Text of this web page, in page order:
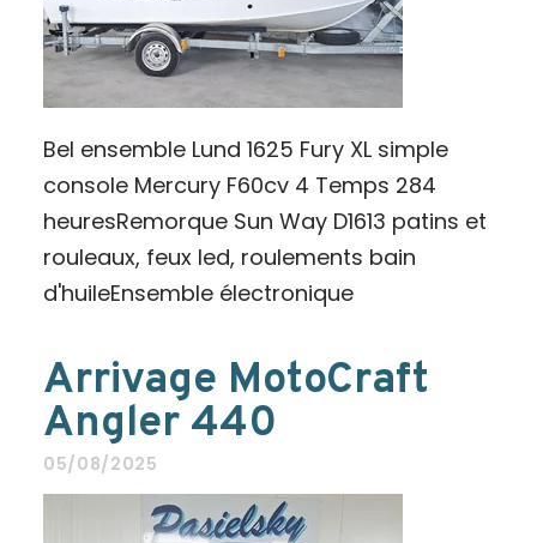
Bel ensemble Lund 1625 Fury XL simple
console Mercury F60cv 4 Temps 284
heuresRemorque Sun Way D1613 patins et
rouleaux, feux led, roulements bain
d'huileEnsemble électronique
Arrivage MotoCraft
Angler 440
05/08/2025